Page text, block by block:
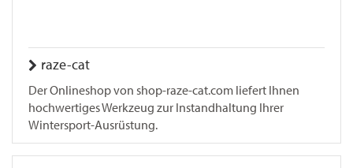
raze-cat
Der Onlineshop von shop-raze-cat.com liefert Ihnen
hochwertiges Werkzeug zur Instandhaltung Ihrer
Wintersport-Ausrüstung.